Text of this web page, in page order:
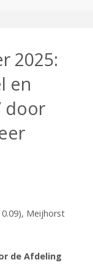
2025:
en
door
Meijhorst
de Afdeling